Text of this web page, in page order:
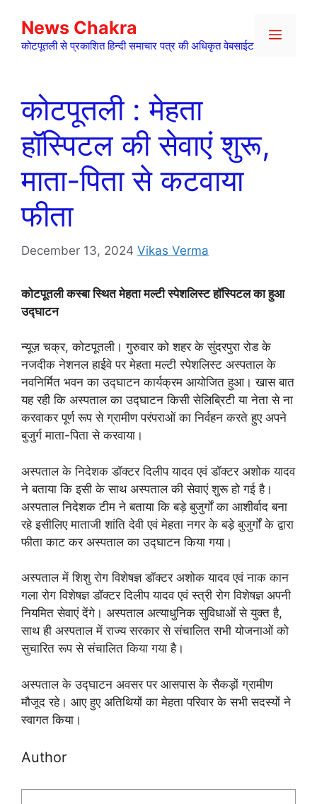
content
News Chakra
कोटपूतली से प्रकाशित हिन्दी समाचार पत्र की अधिकृत वेबसाईट
Menu
कोटपूतली : मेहता
हॉस्पिटल की सेवाएं शुरू,
माता-पिता से कटवाया
फीता
December 13, 2024 Vikas Verma
कोटपूतली कस्बा स्थित मेहता मल्टी स्पेशलिस्ट हॉस्पिटल का हुआ
उद्घाटन
न्यूज़ चक्र, कोटपूतली। गुरुवार को शहर के सुंदरपुरा रोड के
नजदीक नेशनल हाईवे पर मेहता मल्टी स्पेशलिस्ट अस्पताल के
नवनिर्मित भवन का उद्घाटन कार्यक्रम आयोजित हुआ। खास बात
यह रही कि अस्पताल का उद्घाटन किसी सेलिब्रिटी या नेता से ना
करवाकर पूर्ण रूप से ग्रामीण परंपराओं का निर्वहन करते हुए अपने
बुजुर्ग माता-पिता से करवाया।
अस्पताल के निदेशक डॉक्टर दिलीप यादव एवं डॉक्टर अशोक यादव
ने बताया कि इसी के साथ अस्पताल की सेवाएं शुरू हो गई है।
अस्पताल निदेशक टीम ने बताया कि बड़े बुजुर्गों का आशीर्वाद बना
रहे इसीलिए माताजी शांति देवी एवं मेहता नगर के बड़े बुजुर्गों के द्वारा
फीता काट कर अस्पताल का उद्घाटन किया गया।
अस्पताल में शिशु रोग विशेषज्ञ डॉक्टर अशोक यादव एवं नाक कान
गला रोग विशेषज्ञ डॉक्टर दिलीप यादव एवं स्त्री रोग विशेषज्ञ अपनी
नियमित सेवाएं देंगे। अस्पताल अत्याधुनिक सुविधाओं से युक्त है,
साथ ही अस्पताल में राज्य सरकार से संचालित सभी योजनाओं को
सुचारित रूप से संचालित किया गया है।
अस्पताल के उद्घाटन अवसर पर आसपास के सैकड़ों ग्रामीण
मौजूद रहे। आए हुए अतिथियों का मेहता परिवार के सभी सदस्यों ने
स्वागत किया।
Author